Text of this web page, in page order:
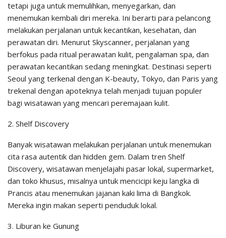
tetapi juga untuk memulihkan, menyegarkan, dan
menemukan kembali diri mereka. Ini berarti para pelancong
melakukan perjalanan untuk kecantikan, kesehatan, dan
perawatan diri. Menurut Skyscanner, perjalanan yang
berfokus pada ritual perawatan kulit, pengalaman spa, dan
perawatan kecantikan sedang meningkat. Destinasi seperti
Seoul yang terkenal dengan K-beauty, Tokyo, dan Paris yang
trekenal dengan apoteknya telah menjadi tujuan populer
bagi wisatawan yang mencari peremajaan kulit.
2. Shelf Discovery
Banyak wisatawan melakukan perjalanan untuk menemukan
cita rasa autentik dan hidden gem. Dalam tren Shelf
Discovery, wisatawan menjelajahi pasar lokal, supermarket,
dan toko khusus, misalnya untuk mencicipi keju langka di
Prancis atau menemukan jajanan kaki lima di Bangkok.
Mereka ingin makan seperti penduduk lokal.
3. Liburan ke Gunung